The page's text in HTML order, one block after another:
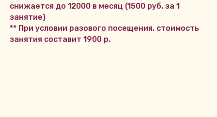
снижается до 12000 в месяц (1500 руб. за 1
занятие)
** При условии разового посещения, стоимость
занятия составит 1900 р.